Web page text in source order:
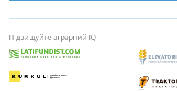
Підвищуйте аграрний IQ